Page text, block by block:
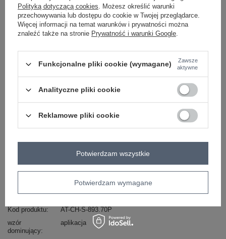
ciemny beżowy
One size 5906694026195 - +
ZALOGUJ SIĘ I ZOBACZ CENĘ
Masz pytanie? Chętnie pomożemy.
+48 601 547 740 Zadaj pytanie
skład materiału : 100% wiskoza
Kod produktu
AT-CH-S-893.70P
wzór
dominujący
aplikacja
Polityką dotyczącą cookies. Możesz określić warunki
przechowywania lub dostępu do cookie w Twojej przeglądarce.
Więcej informacji na temat warunków i prywatności można
znaleźć także na stronie Prywatność i warunki Google.
Funkcjonalne pliki cookie (wymagane)
Zawsze
aktywne
Analityczne pliki cookie
Reklamowe pliki cookie
Potwierdzam wymagane
Potwierdzam wszystkie